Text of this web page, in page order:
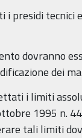
presidi tecnici
dovranno
dei
i limiti
1995 n.
tali limiti